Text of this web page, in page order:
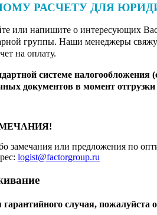
РАСЧЕТУ ДЛЯ
или напишите о интересующих
группы. Наши менеджеры
на оплату.
системе
документов в момент отгрузки
замечания или предложения по
logist@factorgroup.ru
случая, пожалуйста